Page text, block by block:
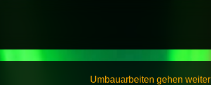
Umbauarbeiten gehen weiter